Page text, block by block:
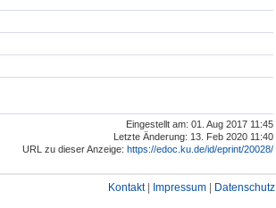
Eingestellt am: 01. Aug 2017 11:45
Letzte Änderung: 13. Feb 2020 11:40
URL zu dieser Anzeige: https://edoc.ku.de/id/eprint/20028/
Kontakt| Impressum Datenschutz